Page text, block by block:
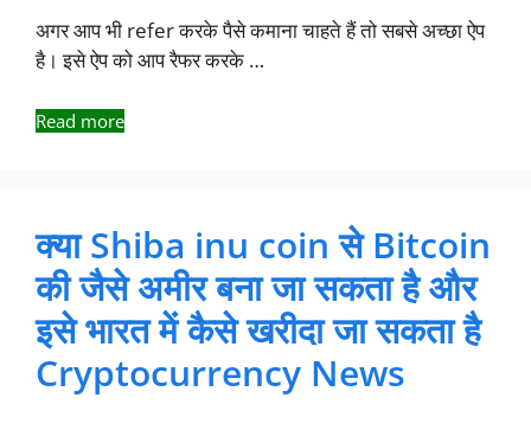
अगर आप भी refer करके पैसे कमाना चाहते हैं तो सबसे अच्छा ऐप
है। इसे ऐप को आप रैफर करके …
Read more
क्या Shiba inu coin से Bitcoin
की जैसे अमीर बना जा सकता है और
इसे भारत में कैसे खरीदा जा सकता है
Cryptocurrency News